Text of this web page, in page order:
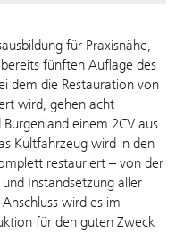
für Praxisnähe,
fünften Auflage des
dem die Restauration von
wird, gehen acht
einem 2CV aus
Kultfahrzeug wird in den
restauriert – von der
Instandsetzung aller
wird es im
für den guten Zweck